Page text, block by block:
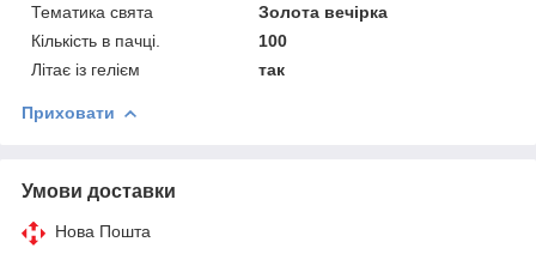
Тематика свята
Золота вечірка
Кількість в пачці.
100
Літає із гелієм
так
Приховати
Умови доставки
Нова Пошта